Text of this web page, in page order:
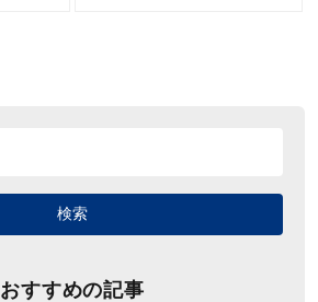
おすすめの記事